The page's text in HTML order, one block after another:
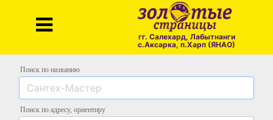
гг. Салехард, Лабытнанги
с.Аксарка, п.Харп (ЯНАО)
Поиск по названию
Поиск по адресу, ориентиру